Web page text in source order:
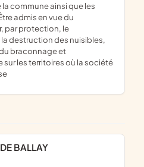
admis en vue du
par protection, le
destruction des nuisibles,
braconnage et
les territoires où la société
BALLAY